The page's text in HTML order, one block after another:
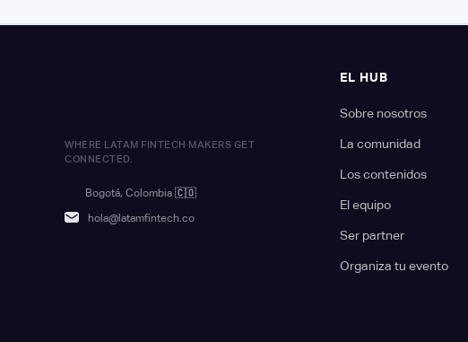
WHERE LATAM FINTECH MAKERS GET
CONNECTED.
Bogotá, Colombia 🇨🇴
hola@latamfintech.co
EL HUB
Sobre nosotros
La comunidad
Los contenidos
El equipo
Ser partner
Organiza tu evento